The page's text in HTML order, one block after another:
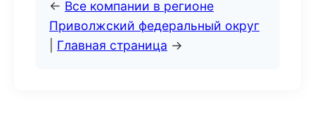
← Все компании в регионе
Приволжский федеральный округ
Главная страница →